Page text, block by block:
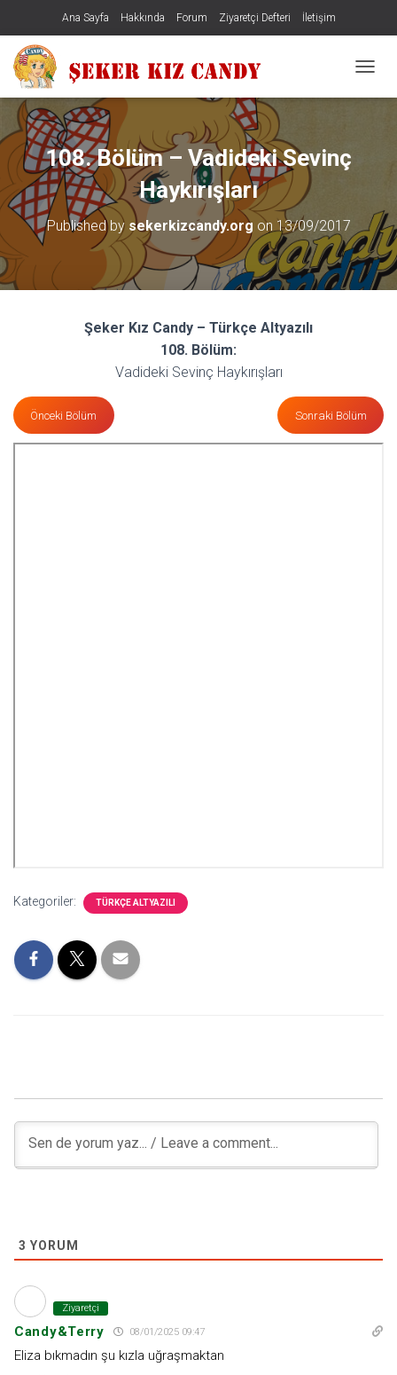
Ana Sayfa Hakkında Forum Ziyaretçi Defteri İletişim
108. Bölüm – Vadideki Sevinç
Haykırışları
Published by sekerkizcandy.org on 13/09/2017
Şeker Kız Candy – Türkçe Altyazılı
108. Bölüm:
Vadideki Sevinç Haykırışları
Önceki Bölüm Sonraki Bölüm
Kategoriler: TÜRKÇE ALTYAZILI
3 YORUM
Ziyaretçi
Candy&Terry 08/01/2025 09:47
Eliza bıkmadın şu kızla uğraşmaktan